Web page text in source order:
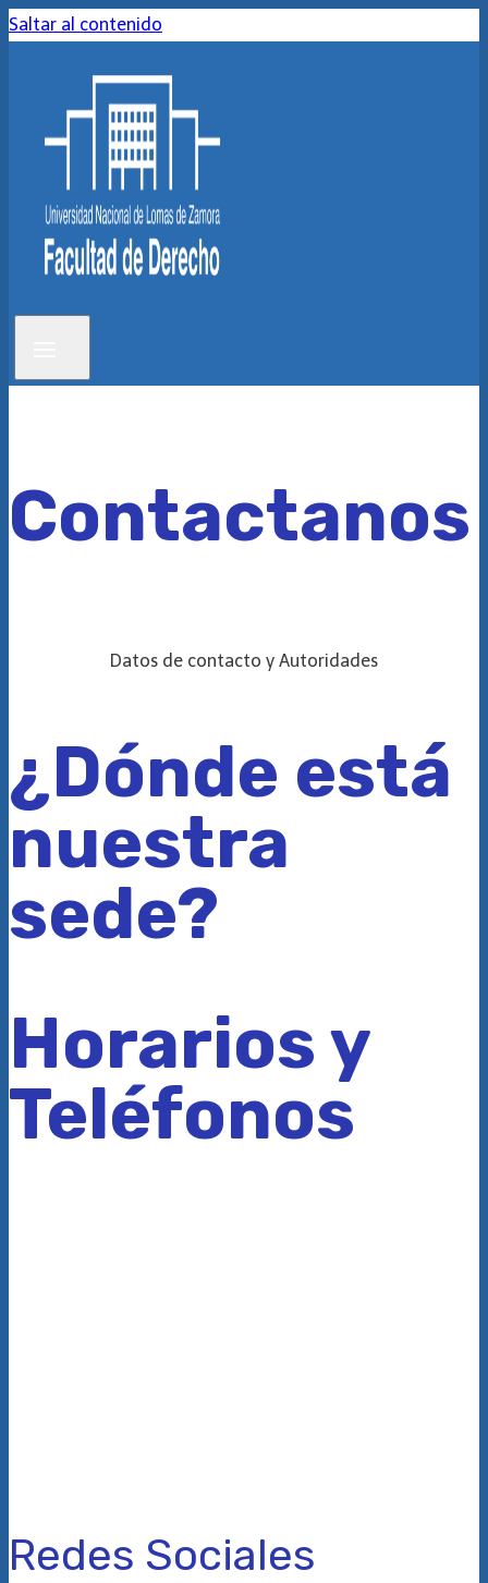
Saltar al contenido
Contactanos
Datos de contacto y Autoridades
¿Dónde está
nuestra
sede?
Horarios y
Teléfonos
Redes Sociales